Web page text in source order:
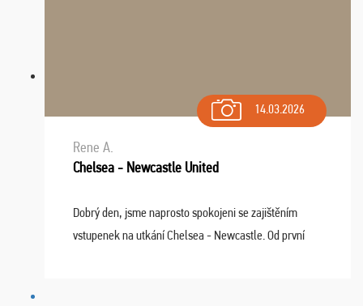
14.03.2026
Rene A.
Chelsea - Newcastle United
Dobrý den, jsme naprosto spokojeni se zajištěním
vstupenek na utkání Chelsea - Newcastle. Od první